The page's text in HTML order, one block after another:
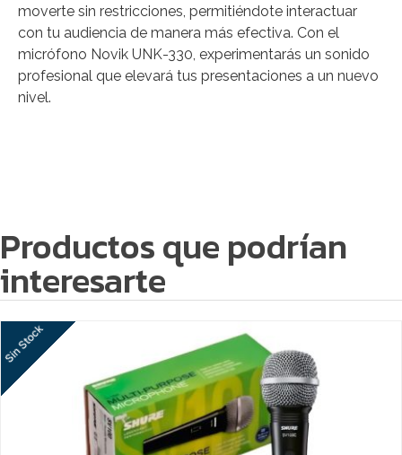
moverte sin restricciones, permitiéndote interactuar
con tu audiencia de manera más efectiva. Con el
micrófono Novik UNK-330, experimentarás un sonido
profesional que elevará tus presentaciones a un nuevo
nivel.
Productos que podrían
interesarte
Sin Stock